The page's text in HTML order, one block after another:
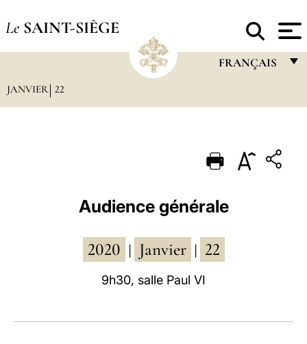
Le SAINT-SIÈGE
FRANÇAIS
PORTUGUÊS
ESPAÑOL
POLSKI
JANVIER 22
Audience générale
2020 Janvier 22
9h30, salle Paul VI